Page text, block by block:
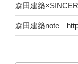
森田建築
森田建築note